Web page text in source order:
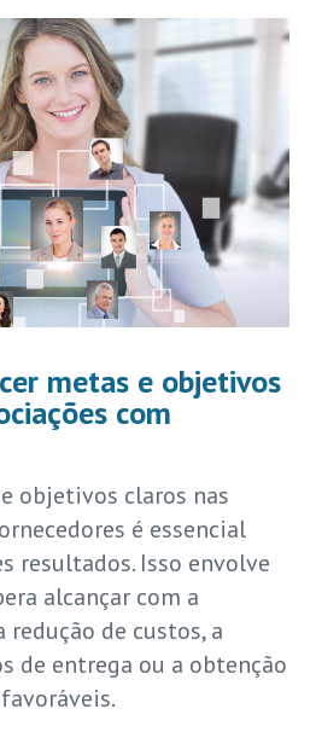
metas e objetivos
com
objetivos claros nas
é essencial
resultados. Isso envolve
alcançar com a
redução de custos, a
de entrega ou a obtenção